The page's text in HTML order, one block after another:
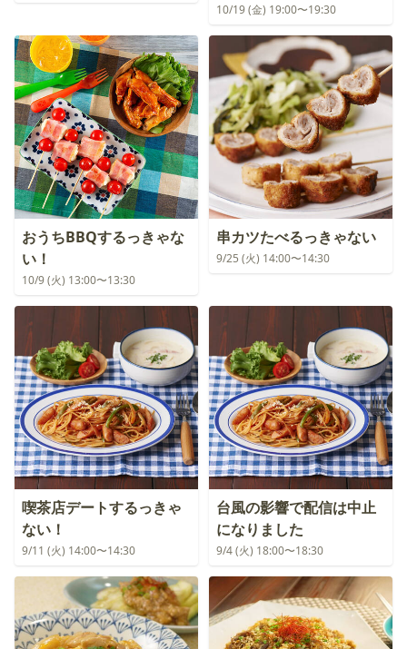
10/19 (金) 19:00〜19:30
おうちBBQするっきゃな
い！
10/9 (火) 13:00〜13:30
串カツたべるっきゃない
9/25 (火) 14:00〜14:30
喫茶店デートするっきゃ
ない！
9/11 (火) 14:00〜14:30
台風の影響で配信は中止
になりました
9/4 (火) 18:00〜18:30